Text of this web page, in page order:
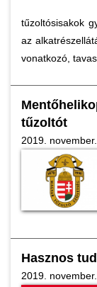
tűzoltósisakok
az
vonatkozó,
tűzoltót
2019.
Hasznos
2019.